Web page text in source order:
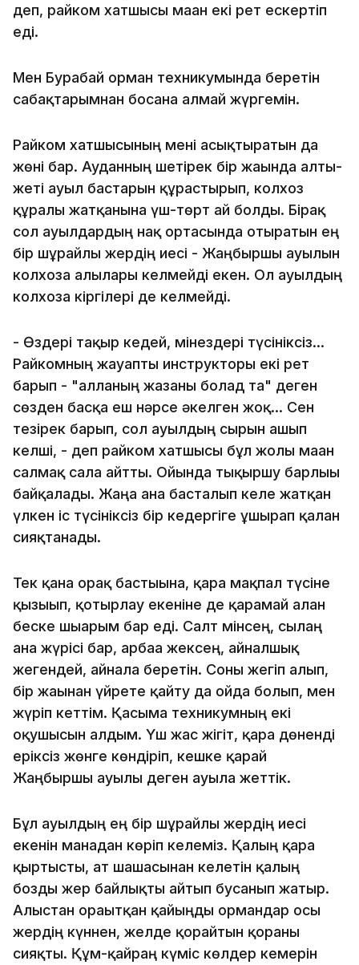
деп, райком хатшысы маған екі рет ескертіп
еді.
Мен Бурабай орман техникумында беретін
сабақтарымнан босана алмай жүргемін.
Райком хатшысының мені асықтыратын да
жөні бар. Ауданның шетірек бір жағында алты-
жеті ауыл бастарын құрастырып, колхоз
құрғалы жатқанына үш-төрт ай болды. Бірақ
сол ауылдардың нақ ортасында отыратын ең
бір шұрайлы жердің иесі - Жаңбыршы ауылын
колхозға алғылары келмейді екен. Ол ауылдың
колхозға кіргілері де келмейді.
- Өздері тақыр кедей, мінездері түсініксіз...
Райкомның жауапты инструкторы екі рет
барып - "алланың жазғаны болад та" деген
сөзден басқа еш нәрсе әкелген жоқ... Сен
тезірек барып, сол ауылдың сырын ашып
келші, - деп райком хатшысы бұл жолы маған
салмақ сала айтты. Ойында тықыршу барлығы
байқалады. Жаңа ғана басталып келе жатқан
үлкен іс түсініксіз бір кедергіге ұшырап қалған
сияқтанады.
Тек қана орақ бастығына, қара мақпал түсіне
қызығып, қотырлау екеніне де қарамай алған
беске шығарым бар еді. Салт мінсең, сылаң
ғана жүрісі бар, арбаға жексең, айналшық
жегендей, айнала беретін. Соны жегіп алып,
бір жағынан үйрете қайту да ойда болып, мен
жүріп кеттім. Қасыма техникумның екі
оқушысын алдым. Үш жас жігіт, қара дөненді
еріксіз жөнге көндіріп, кешке қарай
Жаңбыршы ауылы деген ауылға жеттік.
Бұл ауылдың ең бір шұрайлы жердің иесі
екенін манадан көріп келеміз. Қалың қара
қыртысты, ат шашасынан келетін қалың
бозды жер байлықты айтып бусанып жатыр.
Алыстан орағытқан қайыңды ормандар осы
жердің күннен, желде қорғайтын қорғаны
сияқты. Құм-қайраң күміс көлдер кемерін